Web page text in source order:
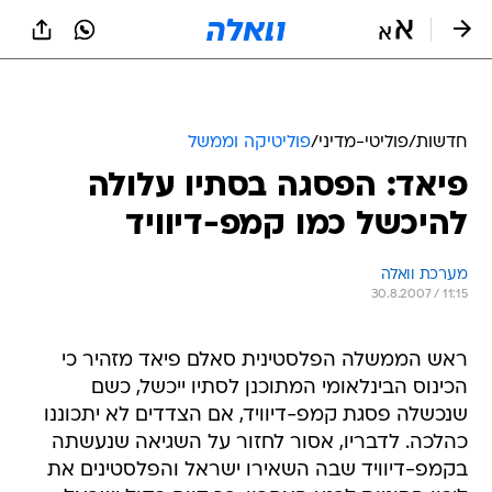
חדשות/פוליטי-מדיני/פוליטיקה וממשל
פיאד: הפסגה בסתיו עלולה
להיכשל כמו קמפ-דיוויד
מערכת וואלה
30.8.2007 / 11:15
ראש הממשלה הפלסטינית סאלם פיאד מזהיר כי
הכינוס הבינלאומי המתוכנן לסתיו ייכשל, כשם
שנכשלה פסגת קמפ-דיוויד, אם הצדדים לא יתכוננו
כהלכה. לדבריו, אסור לחזור על השגיאה שנעשתה
בקמפ-דיוויד שבה השאירו ישראל והפלסטינים את